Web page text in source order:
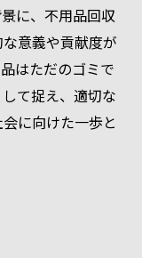
に、不用品回収
意義や貢献度が
はただのゴミで
て捉え、適切な
に向けた一歩と